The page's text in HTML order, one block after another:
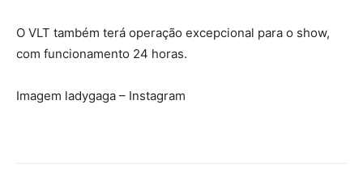
O VLT também terá operação excepcional para o show,
com funcionamento 24 horas.
Imagem ladygaga – Instagram